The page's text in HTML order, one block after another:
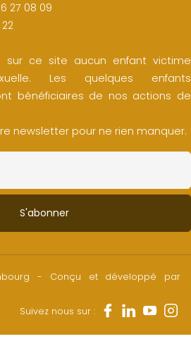
27 08 09
sur ce site aucun enfant victime
Les quelques enfants
bénéficiaires de nos actions de
newsletter pour ne rien manquer.
- Conçu et développé par
Suivez nous sur :